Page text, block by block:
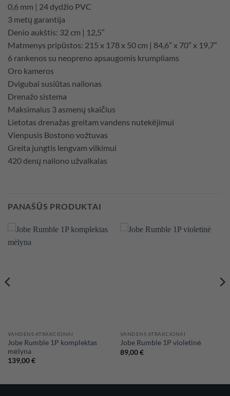
0,6 mm | 24 dydžio PVC
3 metų garantija
Denio aukštis: 32 cm | 12,5″
Matmenys pripūstos: 215 x 178 x 50 cm | 84,6″ x 70″ x 19,7″
6 rankenos su neopreno apsaugomis krumpliams
Oro kameros
Dvigubai susiūtas nailonas
Drenažo sistema
Maksimalus 3 asmenų skaičius
Lietotas drenažas greitam vandens nutekėjimui
Vienpusis Bostono vožtuvas
Greita jungtis lengvam vilkimui
420 denų nailono užvalkalas
PANAŠŪS PRODUKTAI
VANDENS ATRAKCIONAI
Jobe Rumble 1P komplektas
mėlyna
139,00€
VANDENS ATRAKCIONAI
Jobe Rumble 1P violetinė
89,00€